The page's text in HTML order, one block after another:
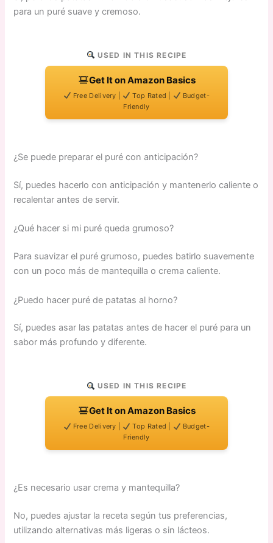
para un puré suave y cremoso.
USED IN THIS RECIPE
Get It on Amazon Basics
Free Delivery | Top Rated |
Budget-
Friendly
¿Se puede preparar el puré con anticipación?
Sí, puedes hacerlo con anticipación y mantenerlo caliente o
recalentar antes de servir.
¿Qué hacer si mi puré queda grumoso?
Para suavizar el puré grumoso, puedes batirlo suavemente
con un poco más de mantequilla o crema caliente.
¿Puedo hacer puré de patatas al horno?
Sí, puedes asar las patatas antes de hacer el puré para un
sabor más profundo y diferente.
USED IN THIS RECIPE
Get It on Amazon Basics
Free Delivery | Top Rated |
Budget-
Friendly
¿Es necesario usar crema y mantequilla?
No, puedes ajustar la receta según tus preferencias,
utilizando alternativas más ligeras o sin lácteos.